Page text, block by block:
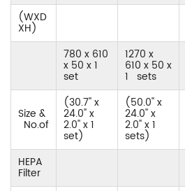
(WXD
XH)
780 x 610
x 50 x 1
set
1270 x
610 x 50 x
1 sets
Size &
No.of
(30.7'' x
24.0'' x
2.0'' x 1
set)
(50.0'' x
24.0'' x
2.0'' x 1
sets)
HEPA
Filter